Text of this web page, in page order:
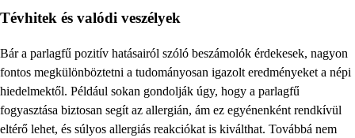
Tévhitek és valódi veszélyek
Bár a parlagfű pozitív hatásairól szóló beszámolók érdekesek, nagyon
fontos megkülönböztetni a tudományosan igazolt eredményeket a népi
hiedelmektől. Például sokan gondolják úgy, hogy a parlagfű
fogyasztása biztosan segít az allergián, ám ez egyénenként rendkívül
eltérő lehet, és súlyos allergiás reakciókat is kiválthat. Továbbá nem